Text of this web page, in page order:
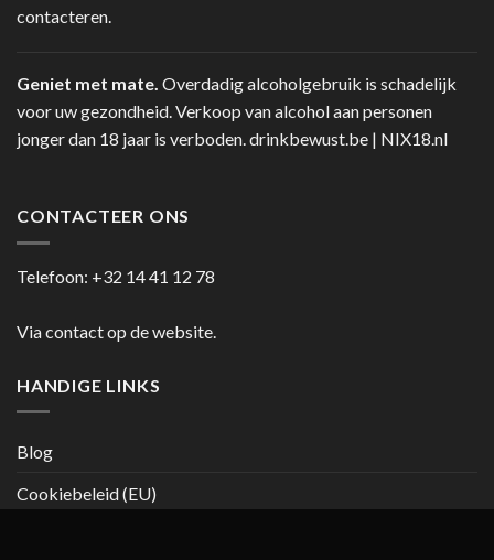
contacteren.
Geniet met mate. Overdadig alcoholgebruik is schadelijk
voor uw gezondheid. Verkoop van alcohol aan personen
jonger dan 18 jaar is verboden.drinkbewust.be | NIX18.nl
CONTACTEER ONS
Telefoon: +32 14 41 12 78
Via contact op de website.
HANDIGE LINKS
Blog
Cookiebeleid (EU)